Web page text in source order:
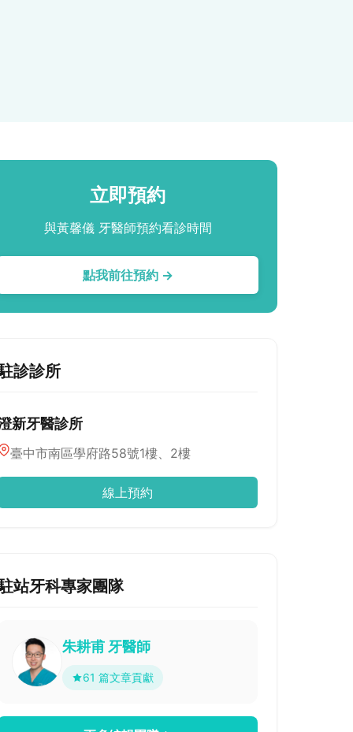
立即預約
與黃馨儀 牙醫師預約看診時間
點我前往預約 →
診診所
新牙醫診所
臺中市南區學府路58號1樓、2樓
線上預約
站牙科專家團隊
朱耕甫 牙醫師
61 篇文章貢獻